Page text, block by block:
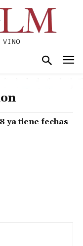
ya tiene fechas